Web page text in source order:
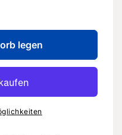
legen